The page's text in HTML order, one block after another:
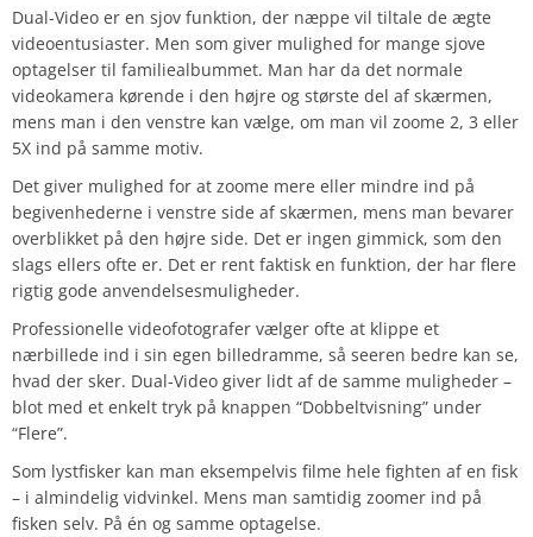
Dual-Video er en sjov funktion, der næppe vil tiltale de ægte
videoentusiaster. Men som giver mulighed for mange sjove
optagelser til familiealbummet. Man har da det normale
videokamera kørende i den højre og største del af skærmen,
mens man i den venstre kan vælge, om man vil zoome 2, 3 eller
5X ind på samme motiv.
Det giver mulighed for at zoome mere eller mindre ind på
begivenhederne i venstre side af skærmen, mens man bevarer
overblikket på den højre side. Det er ingen gimmick, som den
slags ellers ofte er. Det er rent faktisk en funktion, der har flere
rigtig gode anvendelsesmuligheder.
Professionelle videofotografer vælger ofte at klippe et
nærbillede ind i sin egen billedramme, så seeren bedre kan se,
hvad der sker. Dual-Video giver lidt af de samme muligheder –
blot med et enkelt tryk på knappen “Dobbeltvisning” under
“Flere”.
Som lystfisker kan man eksempelvis filme hele fighten af en fisk
– i almindelig vidvinkel. Mens man samtidig zoomer ind på
fisken selv. På én og samme optagelse.